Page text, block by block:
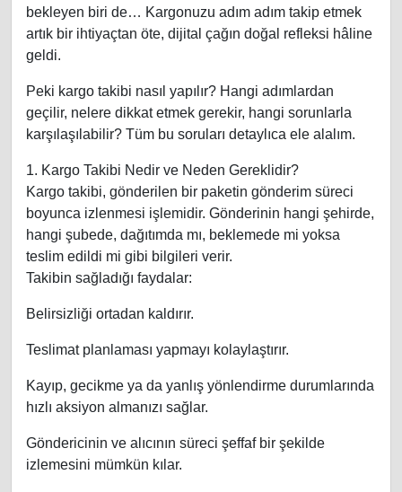
bekleyen biri de… Kargonuzu adım adım takip etmek
artık bir ihtiyaçtan öte, dijital çağın doğal refleksi hâline
geldi.
Peki kargo takibi nasıl yapılır? Hangi adımlardan
geçilir, nelere dikkat etmek gerekir, hangi sorunlarla
karşılaşılabilir? Tüm bu soruları detaylıca ele alalım.
1. Kargo Takibi Nedir ve Neden Gereklidir?
Kargo takibi, gönderilen bir paketin gönderim süreci
boyunca izlenmesi işlemidir. Gönderinin hangi şehirde,
hangi şubede, dağıtımda mı, beklemede mi yoksa
teslim edildi mi gibi bilgileri verir.
Takibin sağladığı faydalar:
Belirsizliği ortadan kaldırır.
Teslimat planlaması yapmayı kolaylaştırır.
Kayıp, gecikme ya da yanlış yönlendirme durumlarında
hızlı aksiyon almanızı sağlar.
Göndericinin ve alıcının süreci şeffaf bir şekilde
izlemesini mümkün kılar.